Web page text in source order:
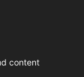
content